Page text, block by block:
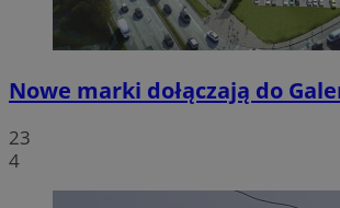
Nowe marki dołączają do
23
4